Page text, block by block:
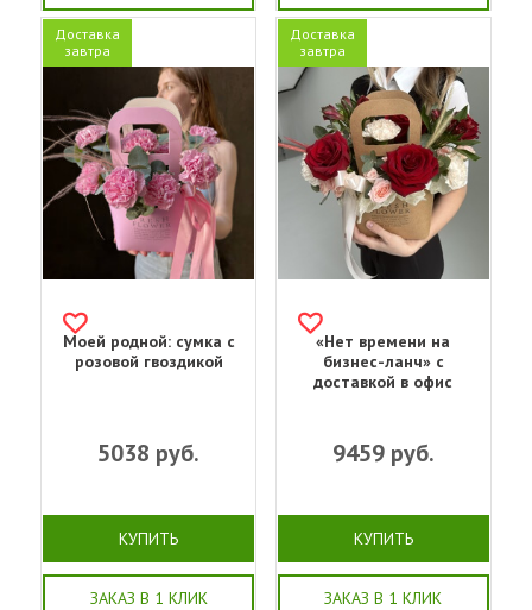
Доставка
завтра
Моей родной: сумка с
розовой гвоздикой
5038 руб.
КУПИТЬ
ЗАКАЗ В 1 КЛИК
Доставка
завтра
«Нет времени на
бизнес-ланч» с
доставкой в офис
9459руб.
КУПИТЬ
ЗАКАЗ В 1 КЛИК